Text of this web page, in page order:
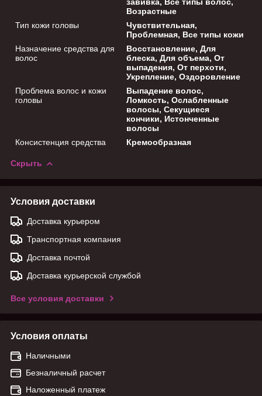
Возрастные
Тип кожи головы
Чувствительная,
Проблемная, Все типы кожи
Назначение средства для
волос
Восстановление, Для
блеска, Для объема, От
выпадения, От перхоти,
Укрепление, Оздоровление
Проблема волос и кожи
головы
Выпадение волос,
Ломкость, Ослабленные
волосы, Секущиеся
кончики, Истонченные
волосы
Консистенция средства
Кремообразная
Скрыть
Условия доставки
Доставка курьером
Транспортная компания
Доставка почтой
Доставка курьерской службой
Все условия доставки
Условия оплаты
Наличными
Безналичный расчет
Наложенный платеж